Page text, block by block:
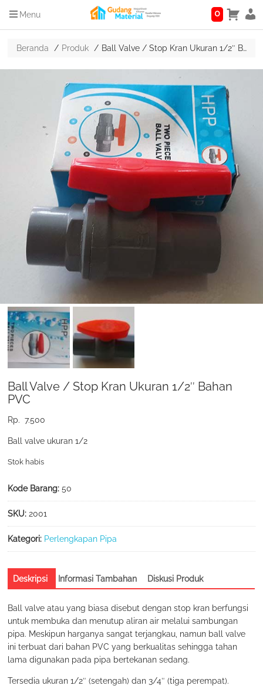
Menu 0
Beranda Produk Ball Valve / Stop Kran Ukuran 1/2″ Bahan PVC
Ball Valve / Stop Kran Ukuran 1/2″ Bahan
PVC
Rp. 7.500
Ball valve ukuran 1/2
Stok habis
Kode Barang:50
SKU:2001
Kategori: Perlengkapan Pipa
Deskripsi Informasi Tambahan Diskusi Produk
Ball valve atau yang biasa disebut dengan stop kran berfungsi
untuk membuka dan menutup aliran air melalui sambungan
pipa. Meskipun harganya sangat terjangkau, namun ball valve
ini terbuat dari bahan PVC yang berkualitas sehingga tahan
lama digunakan pada pipa bertekanan sedang.
Tersedia ukuran 1/2″ (setengah) dan 3/4″ (tiga perempat).